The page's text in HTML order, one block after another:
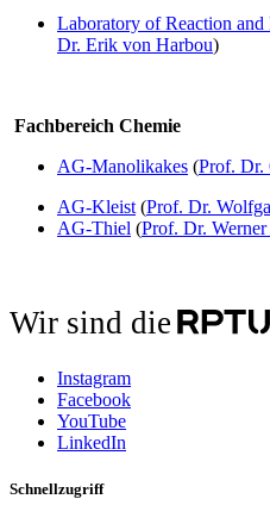
Laboratory of Reaction
Dr. Erik von Harbou)
Fachbereich Chemie
AG-Manolikakes (Prof. Dr.
AG-Kleist (Prof. Dr.
AG-Thiel (Prof. Dr.
Wir sind die
Instagram
Facebook
YouTube
LinkedIn
Schnellzugriff